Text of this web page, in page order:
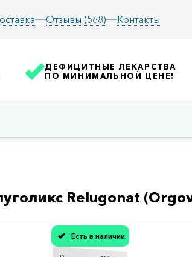
Отзывы (568) Контакты
ДЕФИЦИТНЫЕ ЛЕКАРСТВА
ПО МИНИМАЛЬНОЙ ЦЕНЕ!
Relugonat
Есть в наличии
Спасибо, мы учли Вашу оценку!